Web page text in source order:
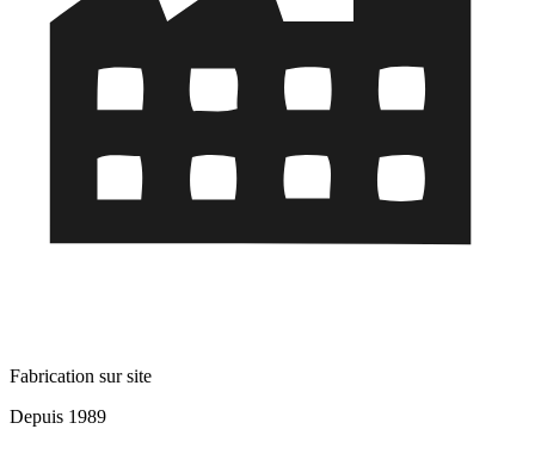
Fabrication sur site
Depuis 1989